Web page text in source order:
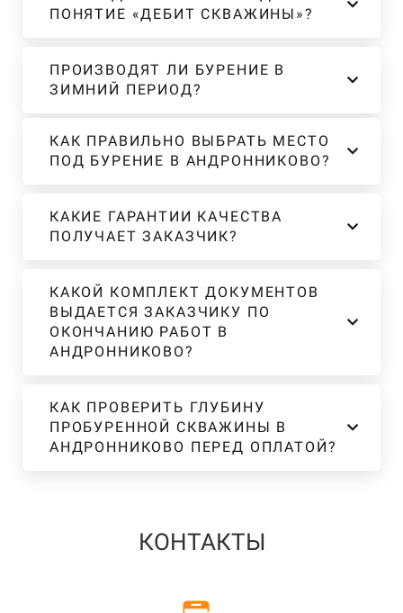
ПОНЯТИЕ «ДЕБИТ СКВАЖИНЫ»?
ПРОИЗВОДЯТ ЛИ БУРЕНИЕ В
ЗИМНИЙ ПЕРИОД?
КАК ПРАВИЛЬНО ВЫБРАТЬ МЕСТО
ПОД БУРЕНИЕ В АНДРОННИКОВО?
КАКИЕ ГАРАНТИИ КАЧЕСТВА
ПОЛУЧАЕТ ЗАКАЗЧИК?
КАКОЙ КОМПЛЕКТ ДОКУМЕНТОВ
ВЫДАЕТСЯ ЗАКАЗЧИКУ ПО
ОКОНЧАНИЮ РАБОТ В
АНДРОННИКОВО?
КАК ПРОВЕРИТЬ ГЛУБИНУ
ПРОБУРЕННОЙ СКВАЖИНЫ В
АНДРОННИКОВО ПЕРЕД ОПЛАТОЙ?
КОНТАКТЫ